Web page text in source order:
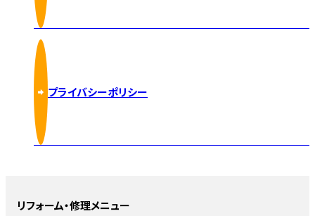
プライバシーポリシー
リフォーム・修理メニュー